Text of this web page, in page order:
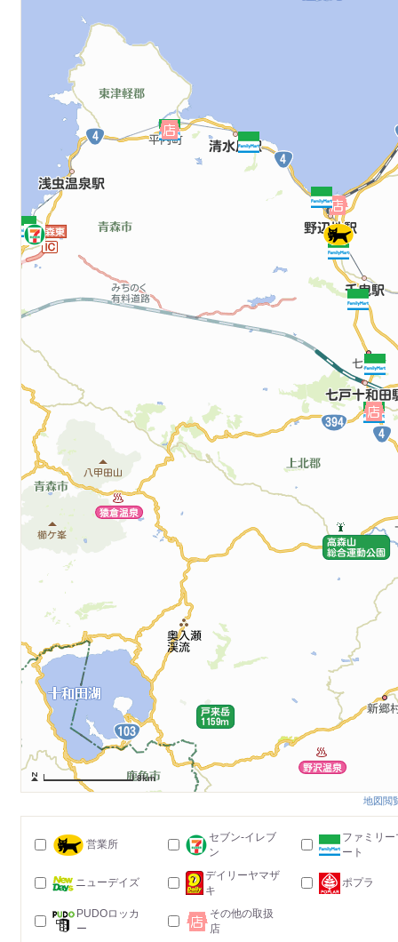
8km
地図閲
営業所
セブン-イレブ
ン
ファミリー
ート
ニューデイズ
デイリーヤマザ
キ
ポプラ
PUDOロッカ
ー
その他の取扱
店